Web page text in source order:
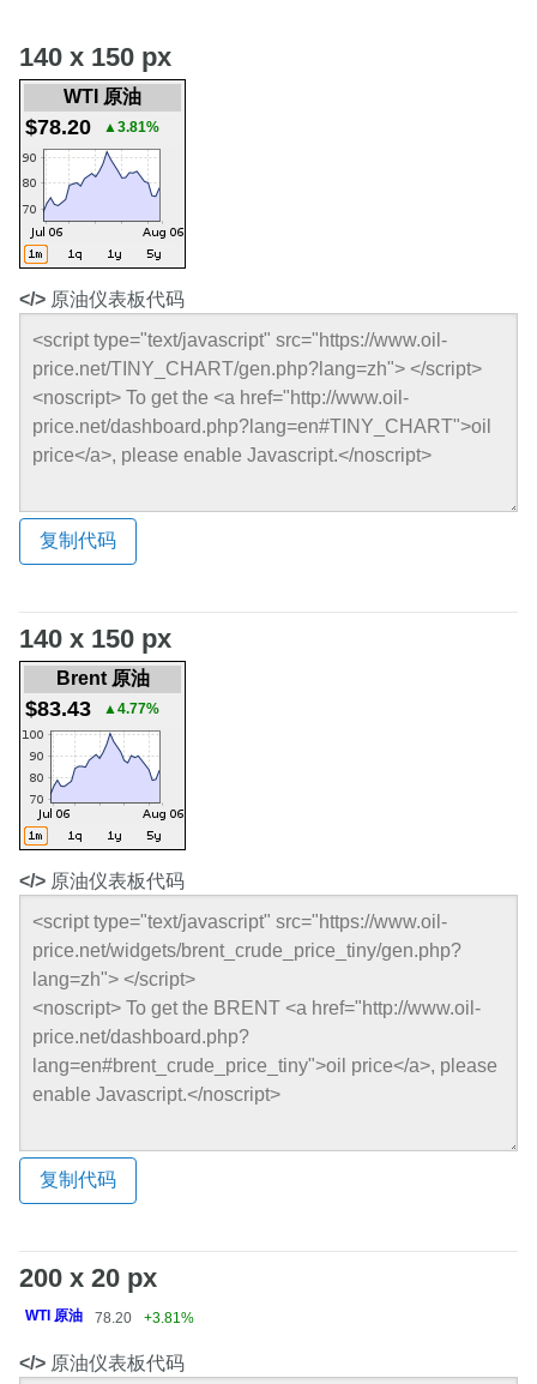
140 x 150 px
WTI 原油
$78.20 ▲3.81%
</> 原油仪表板代码
复制代码
140 x 150 px
Brent 原油
$83.43 ▲4.77%
</> 原油仪表板代码
复制代码
200 x 20 px
WTI 原油 78.20 +3.81%
</> 原油仪表板代码